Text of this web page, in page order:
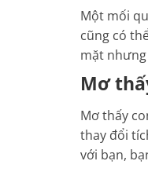
Một mối
cũng có
mặt
Mơ
Mơ thấy
thay đổi
với bạn,